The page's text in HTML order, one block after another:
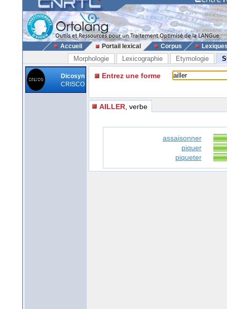
Accueil Portail lexical Corpus
Morphologie Lexicographie Etymologie
Dicosyn
CRISCO
Entrez une forme
AILLER , verbe
assaisonner
piquer
piqueter